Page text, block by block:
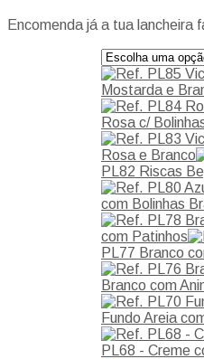
Encomenda já a tua lancheira
Mostarda e
Rosa c/
Rosa e Branco
PL82 Riscas
com Bolinhas
com Patinhos
PL77 Branco
Branco com
Fundo Areia
PL68 - Creme